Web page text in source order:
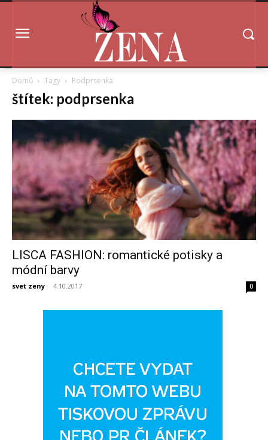
Domů Tagy Podprsenka
štítek: podprsenka
LISCA FASHION: romantické potisky a
módní barvy
svet zeny - 4.10.2017 0